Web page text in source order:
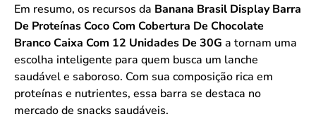
Em resumo, os recursos da Banana Brasil Display Barra
De Proteínas Coco Com Cobertura De Chocolate
Branco Caixa Com 12 Unidades De 30G a tornam uma
escolha inteligente para quem busca um lanche
saudável e saboroso. Com sua composição rica em
proteínas e nutrientes, essa barra se destaca no
mercado de snacks saudáveis.